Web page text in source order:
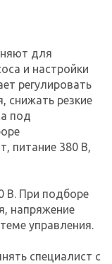
для
и настройки
регулировать
снижать резкие
под
питание 380 В,
В. При подборе
напряжение
управления.
специалист с